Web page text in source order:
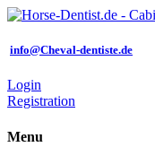
info@Cheval-dentiste.de
Login
Registration
Menu